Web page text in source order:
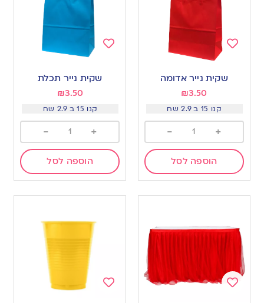
wishlist
שקית נייר אדומה
₪3.50
קנו 15 ב 2.9 שח
+
-
הוספה לסל
wishlist
שקית נייר תכלת
₪3.50
קנו 15 ב 2.9 שח
+
-
הוספה לסל